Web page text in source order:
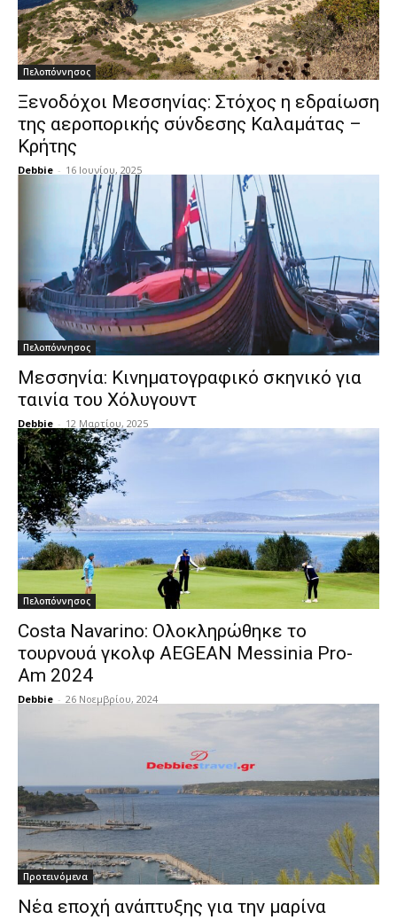
Πελοπόννησος
Ξενοδόχοι Μεσσηνίας: Στόχος η εδραίωση
της αεροπορικής σύνδεσης Καλαμάτας –
Κρήτης
Debbie - 16 Ιουνίου, 2025
Πελοπόννησος
Μεσσηνία: Κινηματογραφικό σκηνικό για
ταινία του Χόλυγουντ
Debbie - 12 Μαρτίου, 2025
Πελοπόννησος
Costa Navarino: Ολοκληρώθηκε το
τουρνουά γκολφ AEGEAN Messinia Pro-
Am 2024
Debbie - 26 Νοεμβρίου, 2024
Προτεινόμενα
Νέα εποχή ανάπτυξης για την μαρίνα